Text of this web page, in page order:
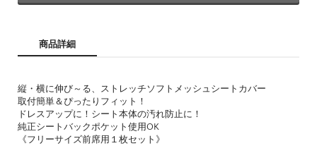
商品詳細
縦・横に伸び～る、ストレッチソフトメッシュシートカバー
取付簡単＆ぴったりフィット！
ドレスアップに！シート本体の汚れ防止に！
純正シートバックポケット使用OK
《フリーサイズ前席用１枚セット》